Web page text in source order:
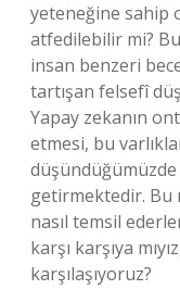
yeteneğine sahip
atfedilebilir mi?
insan benzeri
tartışan felsefî
Yapay zekanın
etmesi, bu
getirmektedir. Bu
nasıl temsil
karşı karşıya
karşılaşıyoruz?